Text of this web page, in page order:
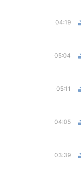
04:19
05:04
05:11
04:05
03:39